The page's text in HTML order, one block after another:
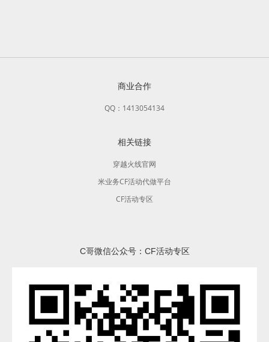
商业合作
QQ：1413054134
相关链接
穿越火线官网
米业务CF活动代做平台
CF活动专区
C哥微信公众号：CF活动专区